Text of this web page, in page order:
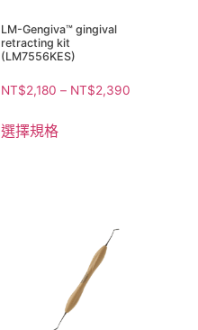
LM-Gengiva™ gingival
retracting kit
(LM7556KES)
NT$2,180 – NT$2,390
選擇規格